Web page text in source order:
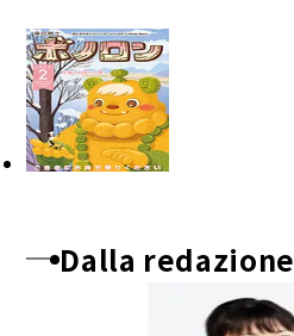
Dalla redazione